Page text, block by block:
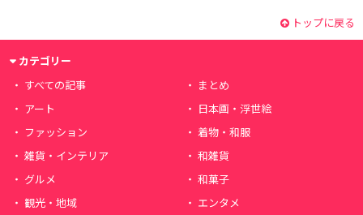
トップに戻る
カテゴリー
すべての記事
まとめ
アート
日本画・浮世絵
ファッション
着物・和服
雑貨・インテリア
和雑貨
グルメ
和菓子
観光・地域
エンタメ